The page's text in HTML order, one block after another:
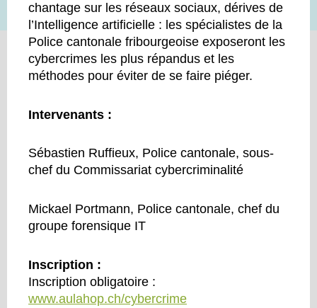
chantage sur les réseaux sociaux, dérives de
l’Intelligence artificielle : les spécialistes de la
Police cantonale fribourgeoise exposeront les
cybercrimes les plus répandus et les
méthodes pour éviter de se faire piéger.
Intervenants :
Sébastien Ruffieux, Police cantonale, sous-
chef du Commissariat cybercriminalité
Mickael Portmann, Police cantonale, chef du
groupe forensique IT
Inscription :
Inscription obligatoire :
www.aulahop.ch/cybercrime